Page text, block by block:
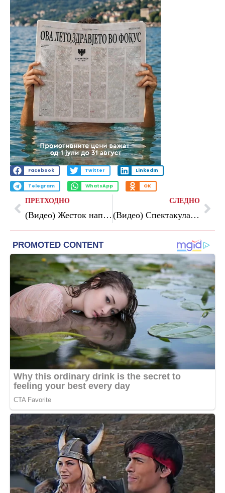
Facebook Twitter LinkedIn
Telegram WhatsApp OK
ПРЕТХОДНО
(Видео) Жесток напад со украински дронови врз рафинеријата во Саратов: пожари на повеќе локации во рускиот енергетски гигант
СЛЕДНО
(Видео) Спектакуларна експлозија на небото над САД: метеор кој се движел со 120.000 км/ч предизвика силен тресок